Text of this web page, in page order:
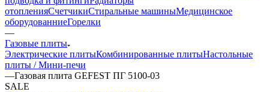
отопленияСчетчикиСтиральные машиныМедицинское
оборудованниеГорелки
—
Газовые плиты
Электрические плитыКомбинированные плитыНастольные
плиты / Мини-печи
—Газовая плита GEFEST ПГ 5100-03
SALE